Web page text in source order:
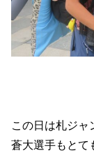
この日は札ジャ
蒼大選手もとて